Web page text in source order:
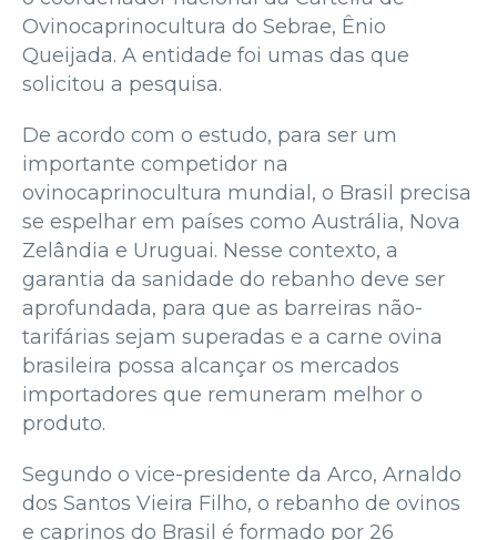
Ovinocaprinocultura do Sebrae, Ênio
Queijada. A entidade foi umas das que
solicitou a pesquisa.
De acordo com o estudo, para ser um
importante competidor na
ovinocaprinocultura mundial, o Brasil precisa
se espelhar em países como Austrália, Nova
Zelândia e Uruguai. Nesse contexto, a
garantia da sanidade do rebanho deve ser
aprofundada, para que as barreiras não-
tarifárias sejam superadas e a carne ovina
brasileira possa alcançar os mercados
importadores que remuneram melhor o
produto.
Segundo o vice-presidente da Arco, Arnaldo
dos Santos Vieira Filho, o rebanho de ovinos
e caprinos do Brasil é formado por 26